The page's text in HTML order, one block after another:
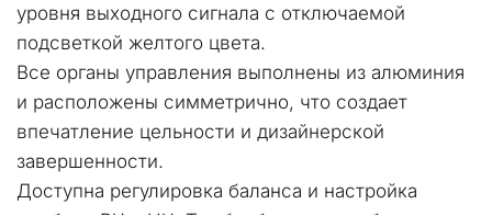
уровня выходного сигнала с отключаемой
подсветкой желтого цвета.
Все органы управления выполнены из алюминия
и расположены симметрично, что создает
впечатление цельности и дизайнерской
завершенности.
Доступна регулировка баланса и настройка